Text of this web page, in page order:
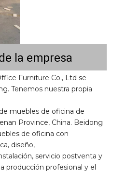
la empresa
Furniture Co., Ltd se
Tenemos nuestra propia
muebles de oficina de
Province, China. Beidong
de oficina con
diseño,
servicio postventa y
producción profesional y el